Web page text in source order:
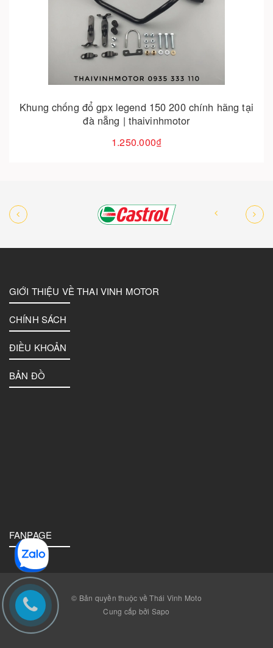
Khung chống đổ gpx legend 150 200 chính hãng tại
đà nẵng | thaivinhmotor
1.250.000₫
Cho vào giỏ hàng
GIỚI THIỆU VỀ THAI VINH MOTOR
CHÍNH SÁCH
ĐIỀU KHOẢN
BẢN ĐỒ
FANPAGE
© Bản quyền thuộc về Thái Vinh Moto
Cung cấp bởi Sapo